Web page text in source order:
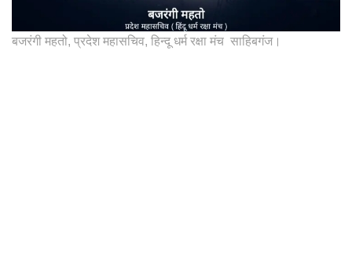
बजरंगी महतो, प्रदेश महासचिव, हिन्दू धर्म रक्षा मंच साहिबगंज।